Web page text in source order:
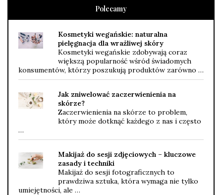
Polecamy
Kosmetyki wegańskie: naturalna
pielęgnacja dla wrażliwej skóry
Kosmetyki wegańskie zdobywają coraz
większą popularność wśród świadomych
konsumentów, którzy poszukują produktów zarówno …
Jak zniwelować zaczerwienienia na
skórze?
Zaczerwienienia na skórze to problem,
który może dotknąć każdego z nas i często
…
Makijaż do sesji zdjęciowych – kluczowe
zasady i techniki
Makijaż do sesji fotograficznych to
prawdziwa sztuka, która wymaga nie tylko
umiejętności, ale …